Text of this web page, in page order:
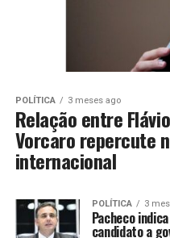
POLÍTICA 3 meses ago
Relação entre
Vorcaro repercute
internacional
POLÍTICA 3
Pacheco
candidato a